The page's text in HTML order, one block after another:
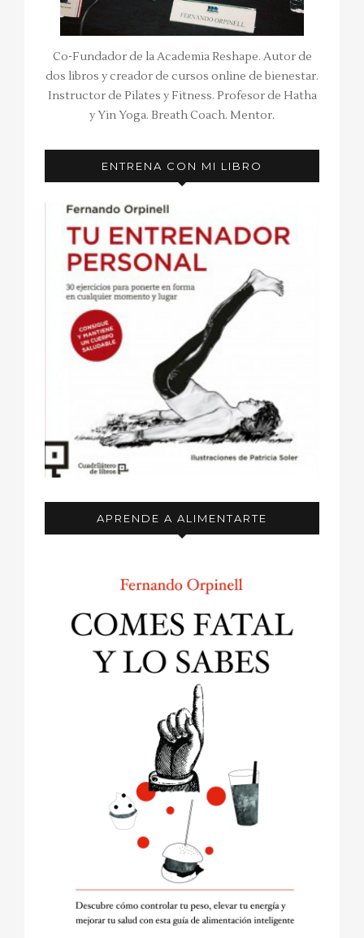
Co-Fundador de la Academia Reshape. Autor de
dos libros y creador de cursos online de bienestar.
Instructor de Pilates y Fitness. Profesor de Hatha
y Yin Yoga. Breath Coach. Mentor.
ENTRENA CON MI LIBRO
APRENDE A ALIMENTARTE